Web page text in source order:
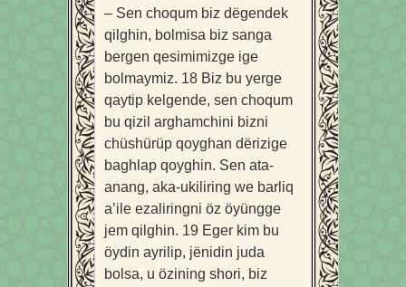
– Sen choqum biz dëgendek
qilghin, bolmisa biz sanga
bergen qesimimizge ige
bolmaymiz. 18 Biz bu yerge
qaytip kelgende, sen choqum
bu qizil arghamchini bizni
chüshürüp qoyghan dërizige
baghlap qoyghin. Sen ata-
anang, aka-ukiliring we barliq
a’ile ezaliringni öz öyüngge
jem qilghin. 19 Eger kim bu
öydin ayrilip, jënidin juda
bolsa, u özining shori, biz